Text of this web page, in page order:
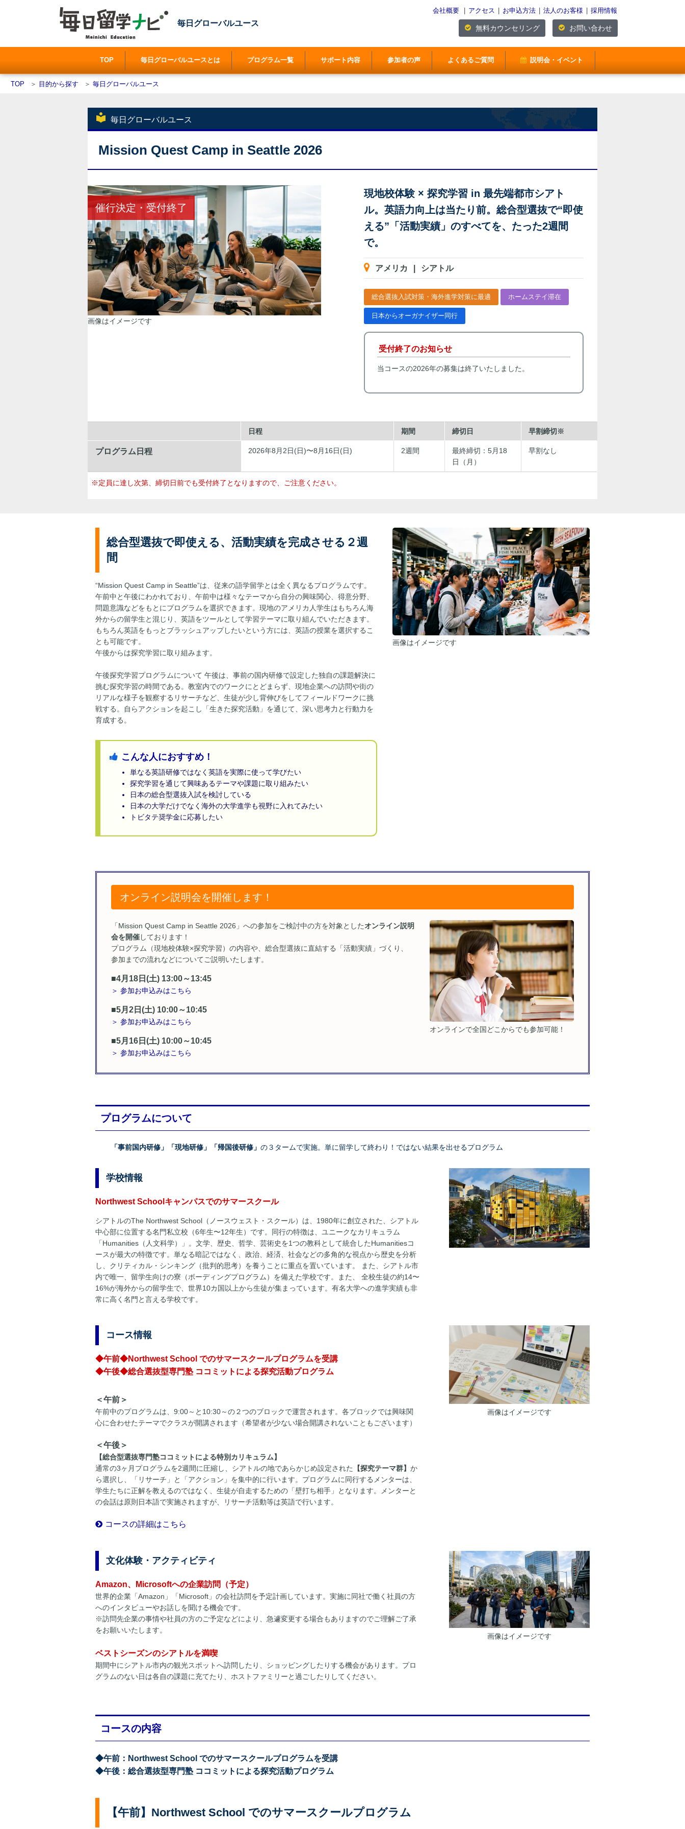
毎日グローバルユース
会社概要 アクセス お申込方法 法人のお客様 採用情報
無料カウンセリング お問い合わせ
TOP 毎日グローバルユースとは プログラム一覧 サポート内容 参加者の声 よくあるご質問 説明会・イベント
TOP ＞ 目的から探す ＞ 毎日グローバルユース
local_library 毎日グローバルユース
Mission Quest Camp in Seattle 2026
画像はイメージです
催行決定・受付終了
現地校体験 × 探究学習 in 最先端都市シアト
ル。英語力向上は当たり前。総合型選抜で“即使
える”「活動実績」のすべてを、たった2週間
で。
アメリカ シアトル
総合選抜入試対策・海外進学対策に最適 ホームステイ滞在
日本からオーガナイザー同行
受付終了のお知らせ
当コースの2026年の募集は終了いたしました。
日程 期間 締切日 早割締切※
プログラム日程 2026年8月2日(日)〜8月16日(日) 2週間
最終締切：5月18
日（月）
早割なし
※定員に達し次第、締切日前でも受付終了となりますので、ご注意ください。
総合型選抜で即使える、活動実績を完成させる２週
間
“Mission Quest Camp in Seattle”は、従来の語学留学とは全く異なるプログラムです。
午前中と午後にわかれており、午前中は様々なテーマから自分の興味関心、得意分野、
問題意識などをもとにプログラムを選択できます。現地のアメリカ人学生はもちろん海
外からの留学生と混じり、英語をツールとして学習テーマに取り組んでいただきます。
もちろん英語をもっとブラッシュアップしたいという方には、英語の授業を選択するこ
とも可能です。
午後からは探究学習に取り組みます。
午後探究学習プログラムについて 午後は、事前の国内研修で設定した独自の課題解決に
挑む探究学習の時間である。教室内でのワークにとどまらず、現地企業への訪問や街の
リアルな様子を観察するリサーチなど、生徒が少し背伸びをしてフィールドワークに挑
戦する。自らアクションを起こし「生きた探究活動」を通じて、深い思考力と行動力を
育成する。
こんな人におすすめ！
単なる英語研修ではなく英語を実際に使って学びたい
探究学習を通じて興味あるテーマや課題に取り組みたい
日本の総合型選抜入試を検討している
日本の大学だけでなく海外の大学進学も視野に入れてみたい
トビタテ奨学金に応募したい
画像はイメージです
オンライン説明会を開催します！
「Mission Quest Camp in Seattle 2026」への参加をご検討中の方を対象としたオンライン説明
会を開催しております！
プログラム（現地校体験×探究学習）の内容や、総合型選抜に直結する「活動実績」づくり、
参加までの流れなどについてご説明いたします。
■4月18日(土) 13:00～13:45
＞ 参加お申込みはこちら
■5月2日(土) 10:00～10:45
＞ 参加お申込みはこちら
■5月16日(土) 10:00～10:45
＞ 参加お申込みはこちら
オンラインで全国どこからでも参加可能！
プログラムについて
「事前国内研修」「現地研修」「帰国後研修」 の３タームで実施。単に留学して終わり！ではない結果を出せるプログラム
学校情報
Northwest Schoolキャンパスでのサマースクール
シアトルのThe Northwest School（ノースウェスト・スクール）は、1980年に創立された、シアトル
中心部に位置する名門私立校（6年生〜12年生）です。同行の特徴は、ユニークなカリキュラム
「Humanities（人文科学）」。文学、歴史、哲学、芸術史を1つの教科として統合したHumanitiesコ
ースが最大の特徴です。単なる暗記ではなく、政治、経済、社会などの多角的な視点から歴史を分析
し、クリティカル・シンキング（批判的思考）を養うことに重点を置いています。 また、シアトル市
内で唯一、留学生向けの寮（ボーディングプログラム）を備えた学校です。また、 全校生徒の約14〜
16%が海外からの留学生で、世界10カ国以上から生徒が集まっています。有名大学への進学実績も非
常に高く名門と言える学校です。
コース情報
◆午前◆Northwest School でのサマースクールプログラムを受講
◆午後◆総合選抜型専門塾 ココミットによる探究活動プログラム
＜午前＞
午前中のプログラムは、9:00～と10:30～の２つのブロックで運営されます。各ブロックでは興味関
心に合わせたテーマでクラスが開講されます（希望者が少ない場合開講されないこともございます）
＜午後＞
【総合型選抜専門塾ココミットによる特別カリキュラム】
通常の3ヶ月プログラムを2週間に圧縮し、シアトルの地であらかじめ設定された
【探究テーマ群】 か
ら選択し、「リサーチ」と「アクション」を集中的に行います。プログラムに同行するメンターは、
学生たちに正解を教えるのではなく、生徒が自走するための「壁打ち相手」となります。メンターと
の会話は原則日本語で実施されますが、リサーチ活動等は英語で行います。
コースの詳細はこちら
画像はイメージです
文化体験・アクティビティ
Amazon、Microsoftへの企業訪問（予定）
世界的企業「Amazon」「Microsoft」の会社訪問を予定計画しています。実施に同社で働く社員の方
へのインタビューやお話しを聞ける機会です。
※訪問先企業の事情や社員の方のご予定などにより、急遽変更する場合もありますのでご理解ご了承
をお願いいたします。
ベストシーズンのシアトルを満喫
期間中にシアトル市内の観光スポットへ訪問したり、ショッピングしたりする機会があります。プロ
グラムのない日は各自の課題に充てたり、ホストファミリーと過ごしたりしてください。
画像はイメージです
コースの内容
◆午前：Northwest School でのサマースクールプログラムを受講
◆午後：総合選抜型専門塾 ココミットによる探究活動プログラム
【午前】Northwest School でのサマースクールプログラム